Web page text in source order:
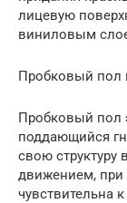
лицевую
виниловым
Пробковый пол
Пробковый пол
поддающийся
свою
движением, при
чувствительна